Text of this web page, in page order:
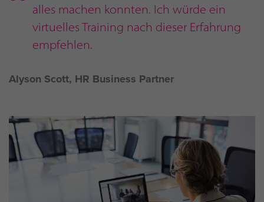
alles machen konnten. Ich würde ein
virtuelles Training nach dieser Erfahrung
empfehlen.
Alyson Scott, HR Business Partner